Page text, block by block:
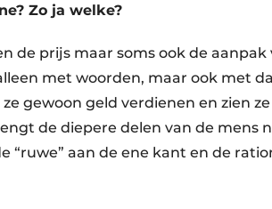
Zo ja welke?
de prijs maar soms ook de aanpak
met woorden, maar ook met
gewoon geld verdienen en zien
de diepere delen van de mens
“ruwe” aan de ene kant en de